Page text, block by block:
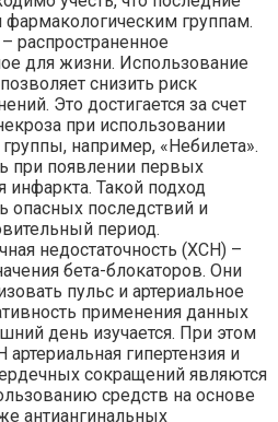
фармакологическим группам.
распространенное
для жизни. Использование
снизить риск
Это достигается за счет
при использовании
например, «Небилета».
при появлении первых
инфаркта. Такой подход
опасных последствий и
период.
недостаточность (ХСН) –
бета-блокаторов. Они
пульс и артериальное
применения данных
день изучается. При этом
гипертензия и
сокращений являются
средств на основе
антиангинальных